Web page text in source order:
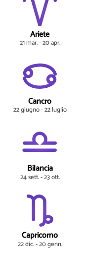
Ariete
21 mar. - 20 apr.
Cancro
22 giugno - 22 luglio
Bilancia
24 sett. - 23 ott.
Capricorno
22 dic. - 20 genn.